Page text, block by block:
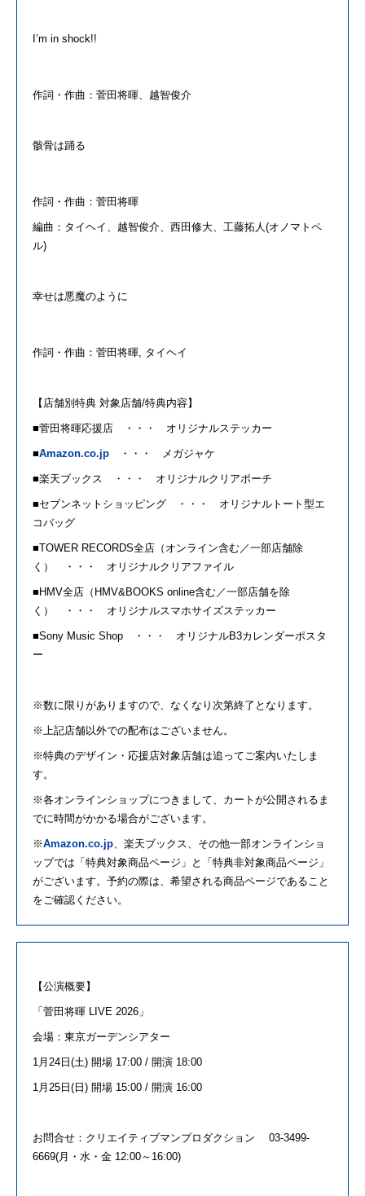
I’m in shock!!
作詞・作曲 ： 菅田将暉 、越智俊介
骸骨は踊る
作詞・作曲 ： 菅田将暉
編曲 ：タイヘイ、越智俊介、西田修大、工藤拓人 (オノマトペ
ル)
幸せは悪魔のように
作詞・作曲 ： 菅田将暉 タイヘイ
【店舗別特典 対象店舗/特典内容】
■菅田将暉応援店 ・・・ オリジナルステッカー
■Amazon.co.jp ・・・ メガジャケ
■楽天ブックス ・・・ オリジナルクリアポーチ
■セブンネットショッピング ・・・ オリジナルトート型エ
コバッグ
■TOWER RECORDS全店（オンライン含む／一部店舗除
く） ・・・ オリジナルクリアファイル
■HMV全店（ HMV&BOOKS online含む／一部店舗を除
く） ・・・ オリジナルスマホサイズステッカー
■Sony Music Shop ・・・ オリジナルB3カレンダーポスタ
ー
※数に限りがありますので、なくなり次第終了となります。
※上記店舗以外での配布はございません。
※特典のデザイン・応援店対象店舗は追ってご案内いたしま
す。
※各オンラインショップにつきまして、カートが公開されるま
でに時間がかかる場合がございます。
※Amazon.co.jp 、楽天ブックス、その他一部オンラインショ
ップでは「特典対象商品ページ」と「特典非対象商品ページ」
がございます。予約の際は、希望される商品ページであること
をご確認ください。
【公演概要】
「菅田将暉 LIVE 2026 」
会場：東京ガーデンシアター
1月 24日(土) 開場 17:00 / 開演 18:00
1月 25日(日) 開場 15:00 / 開演 16:00
お問合せ：クリエイティブマンプロダクション 03-3499-
6669( 月・水・金 12:00～ 16:00)